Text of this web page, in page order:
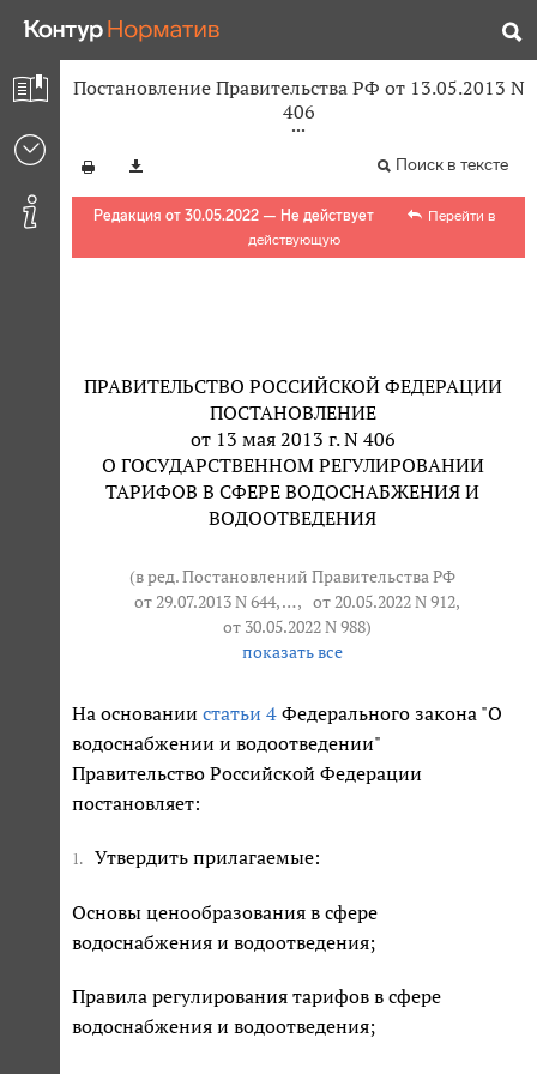
Постановление Правительства РФ от 13.05.2013 N
406
Поиск в тексте
Редакция от 30.05.2022 — Не действует
Перейти в
действующую
ПРАВИТЕЛЬСТВО РОССИЙСКОЙ ФЕДЕРАЦИИ
ПОСТАНОВЛЕНИЕ
от 13 мая 2013 г. N 406
О ГОСУДАРСТВЕННОМ РЕГУЛИРОВАНИИ
ТАРИФОВ В СФЕРЕ ВОДОСНАБЖЕНИЯ И
ВОДООТВЕДЕНИЯ
(в ред. Постановлений Правительства РФ
от 29.07.2013 N 644, … , от 20.05.2022 N 912,
от 30.05.2022 N 988)
показать все
На основании статьи 4 Федерального закона "О
водоснабжении и водоотведении"
Правительство Российской Федерации
постановляет:
1. Утвердить прилагаемые:
Основы ценообразования в сфере
водоснабжения и водоотведения;
Правила регулирования тарифов в сфере
водоснабжения и водоотведения;